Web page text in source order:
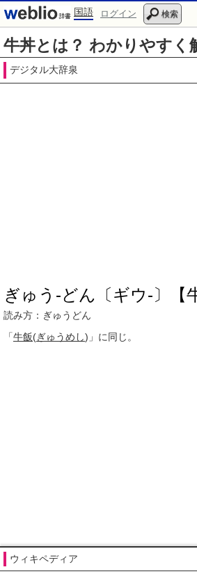
国語 ログイン 検索
牛丼とは？ わかりやすく
デジタル大辞泉
ぎゅう‐どん〔ギウ‐〕【
読み方：ぎゅうどん
「牛飯(ぎゅうめし)」に同じ。
ウィキペディア